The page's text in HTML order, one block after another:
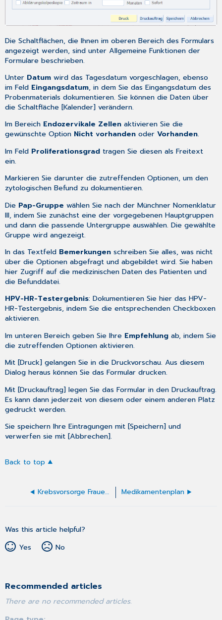
Die Schaltflächen, die Ihnen im oberen Bereich des Formulars
angezeigt werden, sind unterAllgemeine Funktionen der
Formulare beschrieben.
Unter Datum wird das Tagesdatum vorgeschlagen, ebenso
im Feld Eingangsdatum, in dem Sie das Eingangsdatum des
Probenmaterials dokumentieren. Sie können die Daten über
die Schaltfläche [Kalender] verändern.
Im Bereich Endozervikale Zellen aktivieren Sie die
gewünschte Option Nicht vorhanden oderVorhanden.
Im Feld Proliferationsgrad tragen Sie diesen als Freitext
ein.
Markieren Sie darunter die zutreffenden Optionen, um den
zytologischen Befund zu dokumentieren.
Die Pap-Gruppe wählen Sie nach der Münchner Nomenklatur
III, indem Sie zunächst eine der vorgegebenen Hauptgruppen
und dann die passende Untergruppe auswählen. Die gewählte
Gruppe wird angezeigt.
In das Textfeld Bemerkungen schreiben Sie alles, was nicht
über die Optionen abgefragt und abgebildet wird. Sie haben
hier Zugriff auf diemedizinischen Daten des Patienten und
dieBefunddatei.
HPV-HR-Testergebnis: Dokumentieren Sie hier das HPV-
HR-Testergebnis, indem Sie die entsprechenden Checkboxen
aktivieren.
Im unteren Bereich geben Sie Ihre Empfehlung ab, indem Sie
die zutreffenden Optionen aktivieren.
Mit [Druck] gelangen Sie in die Druckvorschau. Aus diesem
Dialog heraus können Sie das Formular drucken.
Mit [Druckauftrag] legen Sie das Formular in den Druckauftrag.
Es kann dann jederzeit von diesem oder einem anderen Platz
gedruckt werden.
Sie speichern Ihre Eintragungen mit [Speichern] und
verwerfen sie mit [Abbrechen].
Back to top
Krebsvorsorge Frauen Zytologie Medikamentenplan
Was this article helpful?
Yes
No
Recommended articles
There are no recommended articles.